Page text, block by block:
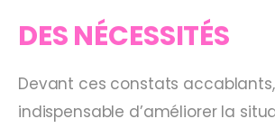
DES NÉCESSITÉS
Devant ces constats
indispensable d’améliorer la